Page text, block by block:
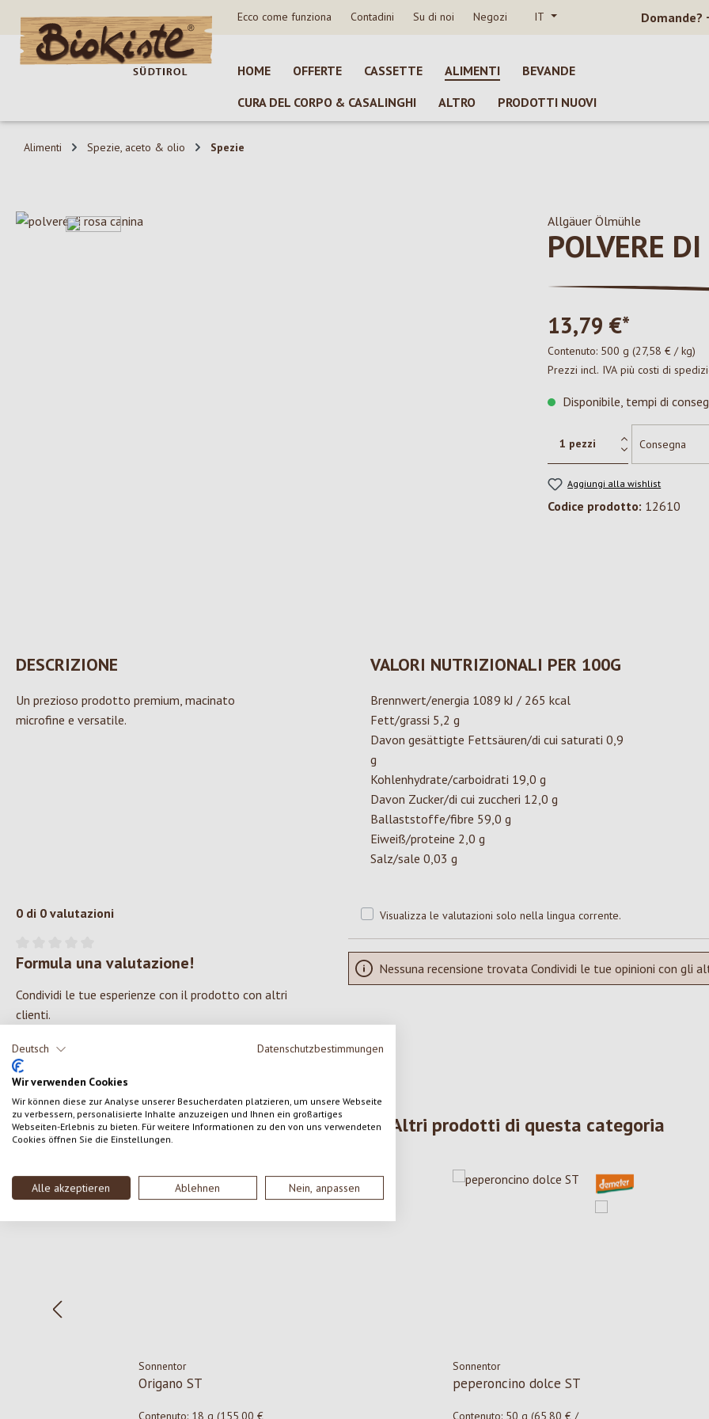
Deutsch Datenschutzbestimmungen
Wir verwenden Cookies
Wir können diese zur Analyse unserer Besucherdaten platzieren, um unsere Webseite
zu verbessern, personalisierte Inhalte anzuzeigen und Ihnen ein großartiges
Webseiten-Erlebnis zu bieten. Für weitere Informationen zu den von uns verwendeten
Cookies öffnen Sie die Einstellungen.
Alle akzeptieren Ablehnen Nein, anpassen
al contenuto principale
Salta alla ricerca
Passa alla navigazione principale Ecco come funziona Contadini Su di noi Negozi IT Domande?
HOME OFFERTE CASSETTE ALIMENTI
BEVANDE
CURA DEL CORPO & CASALINGHI
ALTRO PRODOTTI NUOVI
Alimenti Spezie, aceto & olio Spezie
Salta la galleria di immagini Allgäuer Ölmühle
POLVERE
13,79 €*
Contenuto: 500 g (27,58 € / kg)
Prezzi incl. IVA più costi di
Disponibile, tempi di
Aggiungi alla wishlist
Codice prodotto: 12610
DESCRIZIONE
Un prezioso prodotto premium, macinato
microfine e versatile.
VALORI NUTRIZIONALI PER 100G
Brennwert/energia 1089 kJ / 265 kcal
Fett/grassi 5,2 g
Davon gesättigte Fettsäuren/di cui saturati 0,9
g
Kohlenhydrate/carboidrati 19,0 g
Davon Zucker/di cui zuccheri 12,0 g
Ballaststoffe/fibre 59,0 g
Eiweiß/proteine 2,0 g
Salz/sale 0,03 g
0 di 0 valutazioni
Valutazione media di 0 su 5 stelle
Formula una valutazione!
Condividi le tue esperienze con il prodotto con altri
clienti.
SCRIVERE UNA RECENSIONE
Visualizza le valutazioni solo nella lingua corrente.
Nessuna recensione trovata Condividi le tue opinioni con gli
Altri prodotti di questa categoria
Sonnentor
Origano ST
Contenuto: 18 g(155,00 €
Sonnentor
peperoncino dolce ST
Contenuto: 50 g (65,80 € /